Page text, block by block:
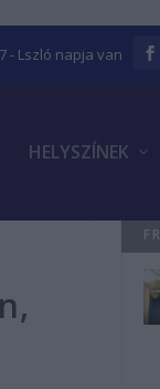
- Lszló napja van
HELYSZÍNEK